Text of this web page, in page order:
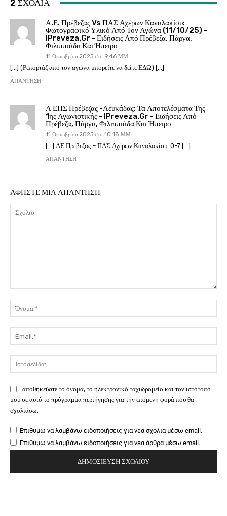
2 ΣΧΟΛΙΑ
Α.Ε. Πρέβεζας Vs ΠΑΣ Αχέρων Καναλακίου:
Φωτογραφικό Υλικό Από Τον Αγώνα (11/10/25) -
IPreveza.gr - Ειδήσεις Από Πρέβεζα, Πάργα,
Φιλιππιάδα Και Ήπειρο
11 Οκτωβρίου 2025 στο 9:46 ΜΜ
[…] (Ρεπορτάζ από τον αγώνα μπορείτε να δείτε ΕΔΩ) […]
ΑΠΆΝΤΗΣΗ
Α ΕΠΣ Πρέβεζας -Λευκάδας: Τα Αποτελέσματα Της
1ης Αγωνιστικής - IPreveza.gr - Ειδήσεις Από
Πρέβεζα, Πάργα, Φιλιππιάδα Και Ήπειρο
11 Οκτωβρίου 2025 στο 10:18 ΜΜ
[…] ΑΕ Πρέβεζας – ΠΑΣ Αχέρων Καναλακίου 0-7 […]
ΑΠΆΝΤΗΣΗ
ΑΦΗΣΤΕ ΜΙΑ ΑΠΑΝΤΗΣΗ
αποθηκεύστε το όνομα, το ηλεκτρονικό ταχυδρομείο και τον ιστότοπό
μου σε αυτό το πρόγραμμα περιήγησης για την επόμενη φορά που θα
σχολιάσω.
Επιθυμώ να λαμβάνω ειδοποιήσεις για νέα σχόλια μέσω email.
Επιθυμώ να λαμβάνω ειδοποιήσεις για νέα άρθρα μέσω email.